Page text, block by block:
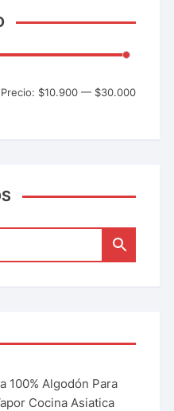
Precio: $10.900— $30.000
100% Algodón Para
Cocina Asiatica